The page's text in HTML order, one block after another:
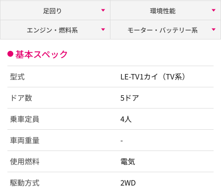
足回り
環境性能
エンジン・燃料系
モーター・バッテリー系
基本スペック
型式 LE-TV1カイ（TV系）
ドア数 5ドア
乗車定員 4人
車両重量 -
使用燃料 電気
駆動方式 2WD